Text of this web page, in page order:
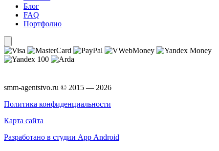
Блог
FAQ
Портфолио
smm-agentstvo.ru © 2015 — 2026
Политика конфиденциальности
Карта сайта
Разработано в студии App Android